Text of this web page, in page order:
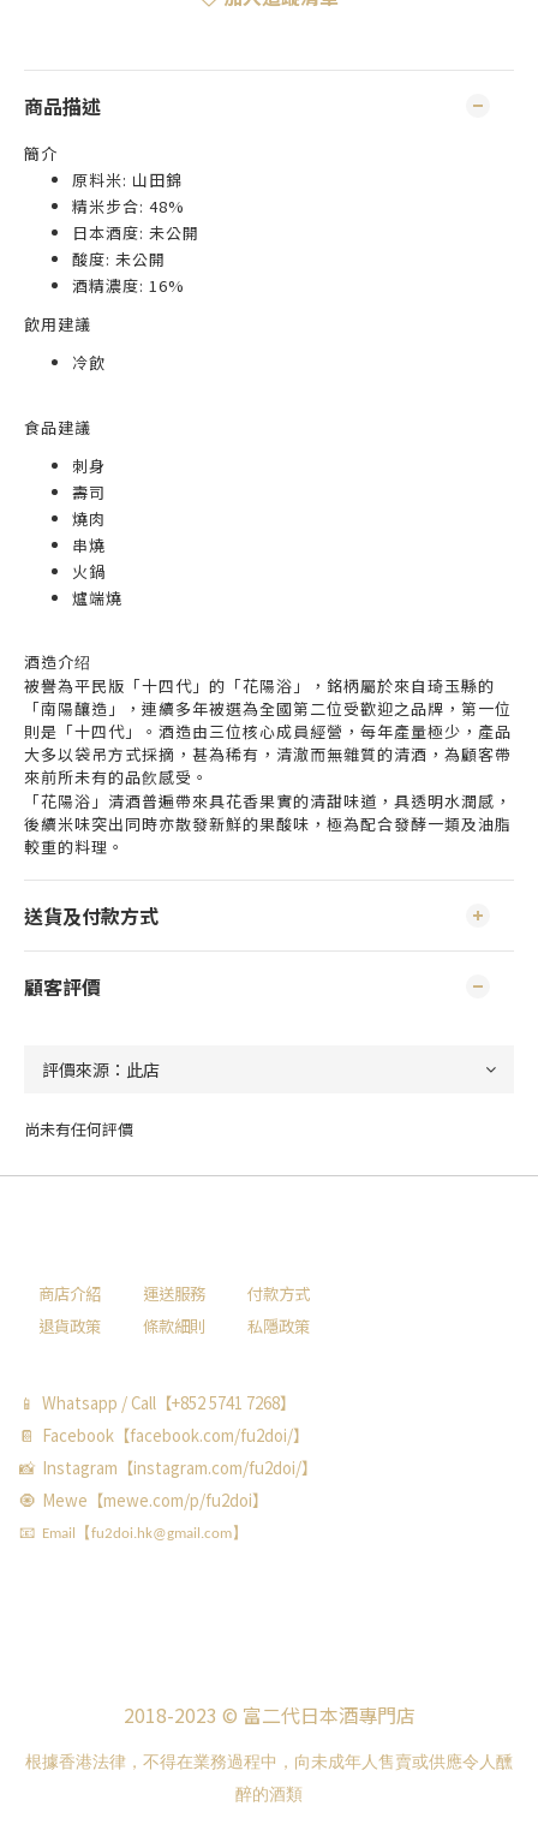
商品描述
簡介
原料米: 山田錦
精米步合: 48%
日本酒度: 未公開
酸度: 未公開
酒精濃度: 16%
飲用建議
冷飲
食品建議
刺身
壽司
燒肉
串燒
火鍋
爐端燒
酒造介绍
被譽為平民版「十四代」的「花陽浴」，銘柄屬於來自琦玉縣的
「南陽釀造」，連續多年被選為全國第二位受歡迎之品牌，第一位
則是「十四代」。酒造由三位核心成員經營，每年產量極少，產品
大多以袋吊方式採摘，甚為稀有，清澈而無雜質的清酒，為顧客帶
來前所未有的品飮感受。
「花陽浴」清酒普遍帶來具花香果實的清甜味道，具透明水潤感，
後續米味突出同時亦散發新鮮的果酸味，極為配合發酵一類及油脂
較重的料理。
送貨及付款方式
顧客評價
尚未有任何評價
商店介紹 運送服務
付款方式
退貨政策
條款細則 私隱政策
📱 Whatsapp / Call【+852 5741 7268】
📔 Facebook【facebook.com/fu2doi/】
📸 Instagram【instagram.com/fu2doi/】
🧿 Mewe【mewe.com/p/fu2doi】
📧 Email【fu2doi.hk@gmail.com】
2018-2023 © 富二代日本酒專門店
根據香港法律，不得在業務過程中，向未成年人售賣或供應令人醺
醉的酒類